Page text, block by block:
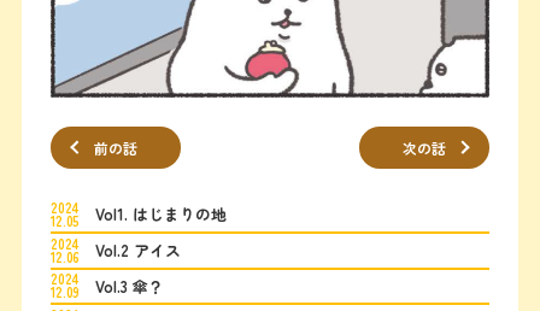
前の話 次の話
2024
12.05 Vol1. はじまりの地
2024
12.06 Vol.2 アイス
2024
12.09 Vol.3 傘？